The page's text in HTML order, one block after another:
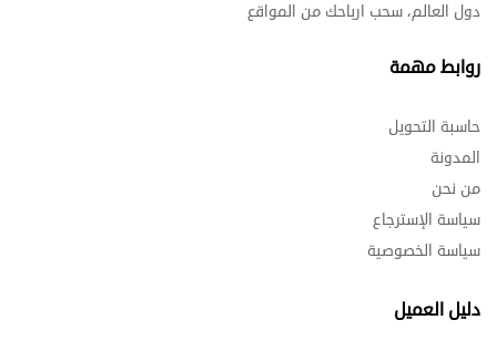
دول العالم، سحب ارباحك من المواقع
روابط مهمة
حاسبة التحويل
المدونة
من نحن
سياسة الإسترجاع
سياسة الخصوصية
دليل العميل